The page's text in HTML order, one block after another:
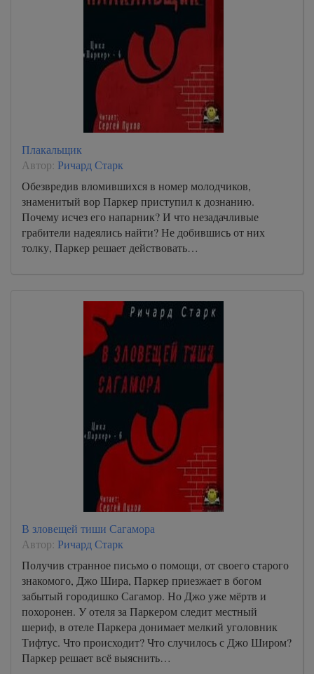
Плакальщик
Автор: Ричард Старк
Обезвредив вломившихся в номер молодчиков,
знаменитый вор Паркер приступил к дознанию.
Почему исчез его напарник? И что незадачливые
грабители надеялись найти? Не добившись от них
толку, Паркер решает действовать…
В зловещей тиши Сагамора
Автор: Ричард Старк
Получив странное письмо о помощи, от своего старого
знакомого, Джо Шира, Паркер приезжает в богом
забытый городишко Сагамор. Но Джо уже мёртв и
похоронен. У отеля за Паркером следит местный
шериф, в отеле Паркера донимает мелкий уголовник
Тифтус. Что происходит? Что случилось с Джо Широм?
Паркер решает всё выяснить…